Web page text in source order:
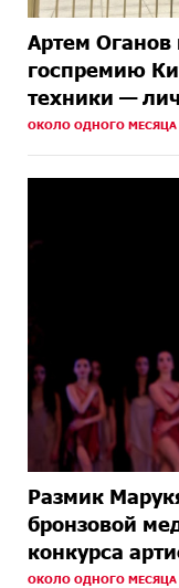
Артем
госпремию
техники —
ОКОЛО ОДНОГО МЕСЯЦА
Размик
бронзовой
конкурса
ОКОЛО ОДНОГО МЕСЯЦА